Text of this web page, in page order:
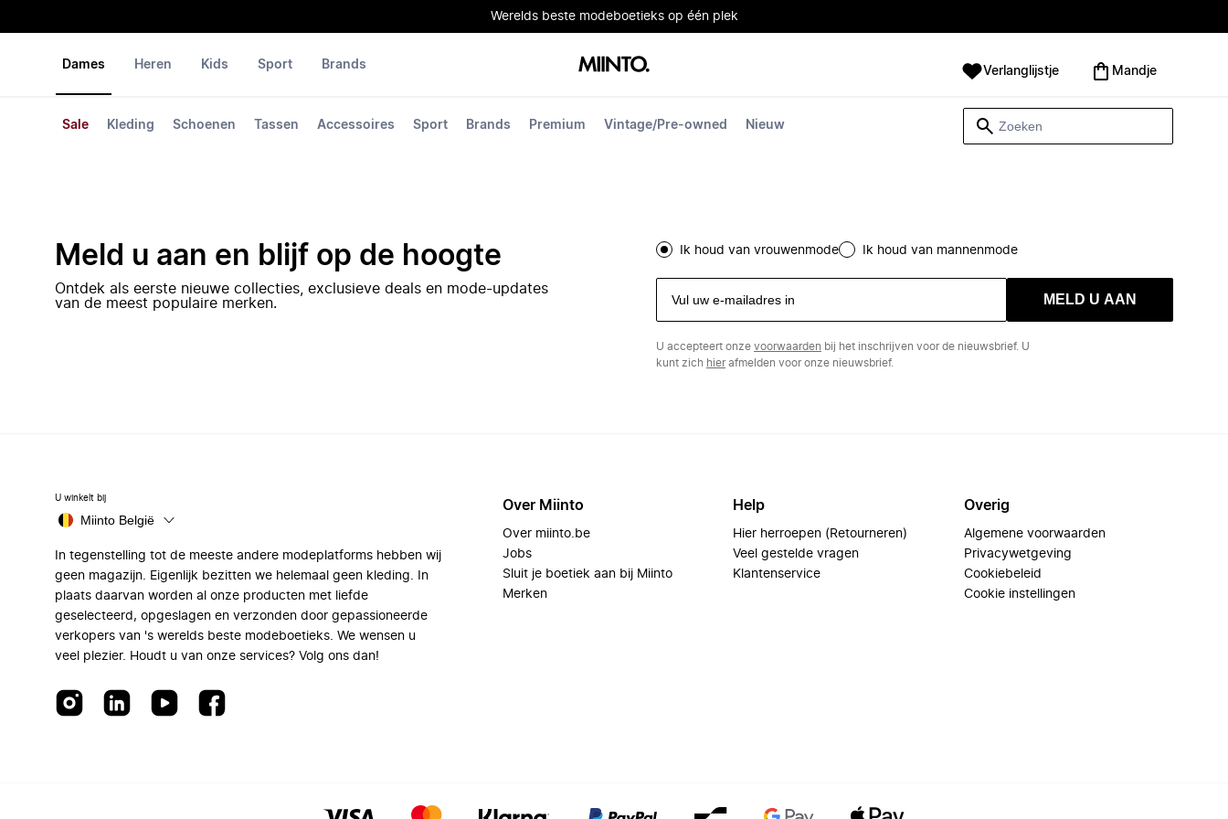
Werelds beste modeboetieks op één plek
Dames
Sale Kleding Schoenen Tassen Accessoires Sport Brands Premium Vintage/Pre-owned Nieuw
Heren Kids Sport Brands Verlanglijstje Mandje
Meld u aan en blijf op de hoogte
Ontdek als eerste nieuwe collecties, exclusieve deals en mode-updates
van de meest populaire merken.
Ik houd van vrouwenmode Ik houd van mannenmode
MELD U AAN
U accepteert onze voorwaarden bij het inschrijven voor de nieuwsbrief. U
kunt zich hierafmelden voor onze nieuwsbrief.
U winkelt bij
Miinto België
In tegenstelling tot de meeste andere modeplatforms hebben wij
geen magazijn. Eigenlijk bezitten we helemaal geen kleding. In
plaats daarvan worden al onze producten met liefde
geselecteerd, opgeslagen en verzonden door gepassioneerde
verkopers van 's werelds beste modeboetieks. We wensen u
veel plezier. Houdt u van onze services? Volg ons dan!
Over Miinto
Over miinto.be
Jobs
Sluit je boetiek aan bij Miinto
Merken
Help
Hier herroepen (Retourneren)
Veel gestelde vragen
Klantenservice
Overig
Algemene voorwaarden
Privacywetgeving
Cookiebeleid
Cookie instellingen